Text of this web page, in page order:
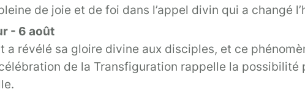
de joie et de foi dans l’appel divin qui a changé
- 6 août
a révélé sa gloire divine aux disciples, et ce
de la Transfiguration rappelle la possibilité